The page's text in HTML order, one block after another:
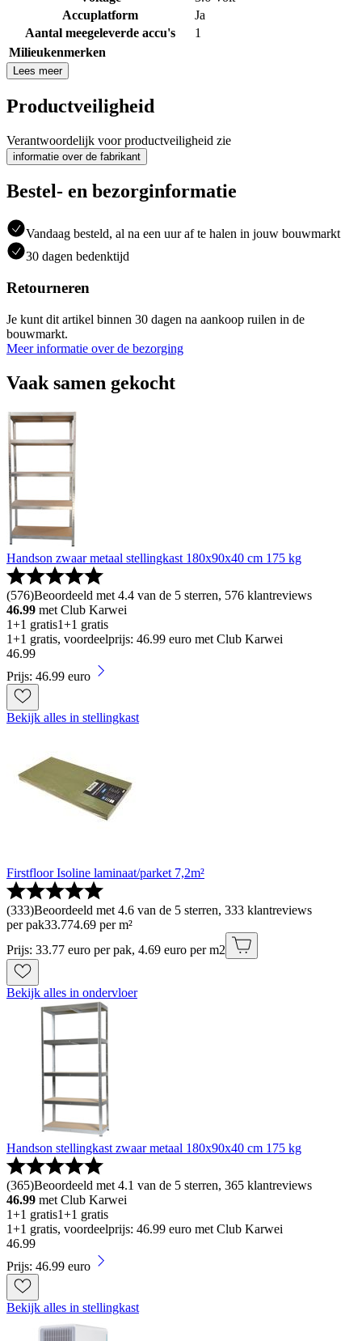
Accuplatform
Ja
Aantal meegeleverde accu's
1
Milieukenmerken
Lees meer
Productveiligheid
Verantwoordelijk voor productveiligheid zie
informatie over de fabrikant
Bestel- en bezorginformatie
Vandaag besteld, al na een uur af te halen in jouw bouwmarkt
30 dagen bedenktijd
Retourneren
Je kunt dit artikel binnen 30 dagen na aankoop ruilen in de
bouwmarkt.
Meer informatie over de bezorging
Vaak samen gekocht
Handson zwaar metaal stellingkast 180x90x40 cm 175 kg
(576)Beoordeeld met 4.4 van de 5 sterren, 576 klantreviews
46.99 met Club Karwei
1+1 gratis1+1 gratis
1+1 gratis, voordeelprijs: 46.99 euro met Club Karwei
46.99
Prijs: 46.99 euro
Bekijk alles in stellingkast
Firstfloor Isoline laminaat/parket 7,2m²
(333)Beoordeeld met 4.6 van de 5 sterren, 333 klantreviews
per pak33.774.69 per m²
Prijs: 33.77 euro per pak, 4.69 euro per m2
Bekijk alles in ondervloer
Handson stellingkast zwaar metaal 180x90x40 cm 175 kg
(365)Beoordeeld met 4.1 van de 5 sterren, 365 klantreviews
46.99 met Club Karwei
1+1 gratis1+1 gratis
1+1 gratis, voordeelprijs: 46.99 euro met Club Karwei
46.99
Prijs: 46.99 euro
Bekijk alles in stellingkast